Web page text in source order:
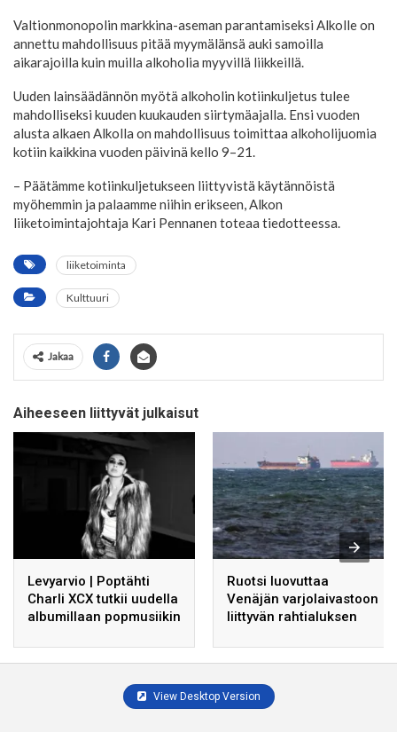
Valtionmonopolin markkina-aseman parantamiseksi Alkolle on
annettu mahdollisuus pitää myymälänsä auki samoilla
aikarajoilla kuin muilla alkoholia myyvillä liikkeillä.
Uuden lainsäädännön myötä alkoholin kotiinkuljetus tulee
mahdolliseksi kuuden kuukauden siirtymäajalla. Ensi vuoden
alusta alkaen Alkolla on mahdollisuus toimittaa alkoholijuomia
kotiin kaikkina vuoden päivinä kello 9–21.
– Päätämme kotiinkuljetukseen liittyvistä käytännöistä
myöhemmin ja palaamme niihin erikseen, Alkon
liiketoimintajohtaja Kari Pennanen toteaa tiedotteessa.
liiketoiminta
Kulttuuri
Jakaa
Aiheeseen liittyvät julkaisut
Levyarvio | Poptähti
Charli XCX tutkii uudella
albumillaan popmusiikin
elementtejä
Ruotsi luovuttaa
Venäjän varjolaivastoon
liittyvän rahtialuksen
View Desktop Version